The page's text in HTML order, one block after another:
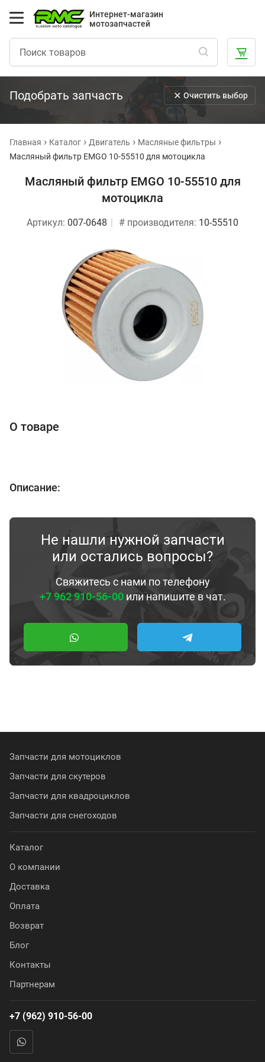
Интернет-магазин
мотозапчастей
Подобрать запчасть Очистить выбор
Главная Каталог Двигатель
Масляные фильтры
Масляный фильтр EMGO 10-55510 для мотоцикла
Масляный фильтр EMGO 10-55510 для
мотоцикла
Артикул: 007-0648 # производителя: 10-55510
О товаре
Описание:
Не нашли нужной запчасти
или остались вопросы?
Свяжитесь с нами по телефону
+7 962 910-56-00или напишите в чат.
Запчасти для мотоциклов
Запчасти для скутеров
Запчасти для квадроциклов
Запчасти для снегоходов
Каталог
О компании
Доставка
Оплата
Возврат
Блог
Контакты
Партнерам
+7 (962) 910-56-00